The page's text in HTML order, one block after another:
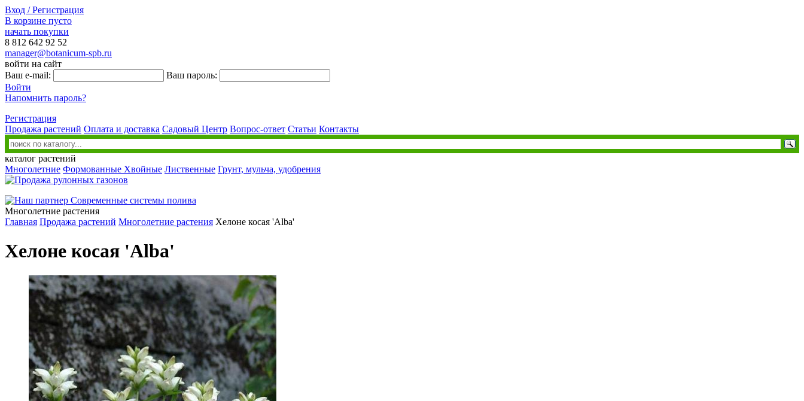
Вход / Регистрация
В корзине пусто
начать покупки
8 812 642 92 52
manager@botanicum-spb.ru
войти на сайт
Ваш e-mail:
Ваш пароль:
Войти
Напомнить пароль?
Регистрация
Продажа растений Оплата и доставка Садовый Центр Вопрос-ответ Статьи Контакты
каталог растений
Многолетние Формованные Хвойные Лиственные Грунт, мульча, удобрения
Многолетние растения
Главная Продажа растений Многолетние растения Хелоне косая 'Alba'
Хелоне косая 'Alba'